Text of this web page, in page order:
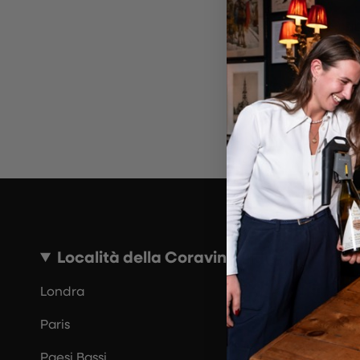
~10 MINUTI
Località della Coravin Guide
Londra
Paris
Paesi Bassi